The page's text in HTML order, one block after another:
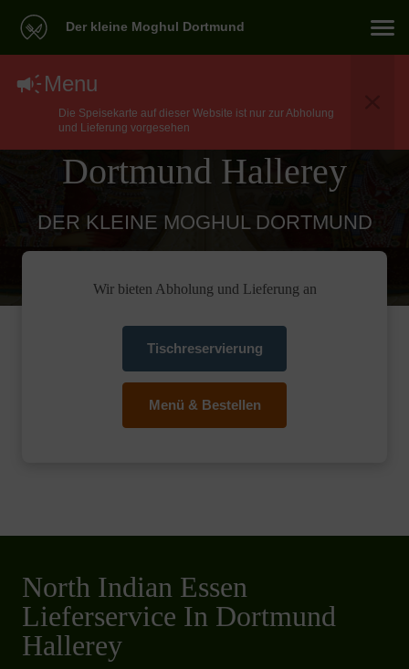
Der kleine Moghul Dortmund
Menu
Die Speisekarte auf dieser Website ist nur zur Abholung
und Lieferung vorgesehen
North Indian Essen
Lieferservice In
Dortmund Hallerey
DER KLEINE MOGHUL DORTMUND
Wir bieten Abholung und Lieferung an
Tischreservierung
Menü & Bestellen
North Indian Essen
Lieferservice In Dortmund
Hallerey